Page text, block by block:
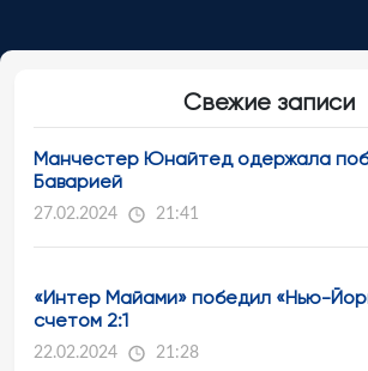
Свежие записи
Манчестер Юнайтед одержала
Баварией
27.02.2024 21:41
«Интер Майами» победил «Нью-
счетом 2:1
22.02.2024 21:28